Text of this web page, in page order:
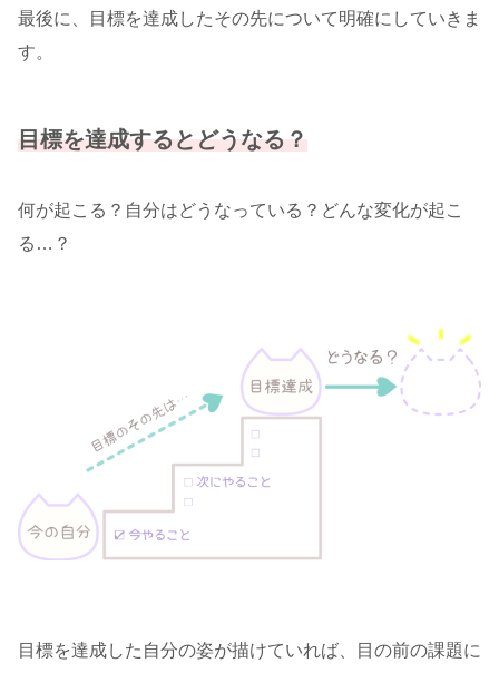
最後に、目標を達成したその先について明確にしていきま
す。
目標を達成するとどうなる？
何が起こる？自分はどうなっている？どんな変化が起こ
る…？
目標を達成した自分の姿が描けていれば、目の前の課題に